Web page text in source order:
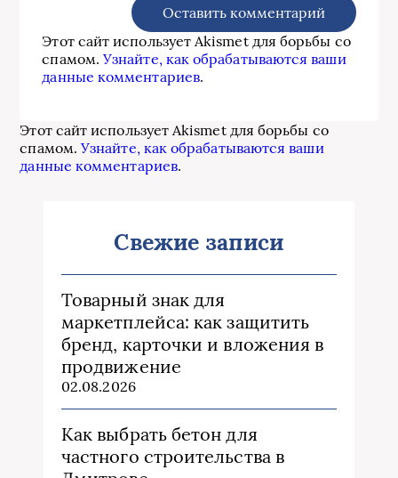
Этот сайт использует Akismet для борьбы со
спамом.Узнайте, как обрабатываются ваши
данные комментариев.
Этот сайт использует Akismet для борьбы со
спамом.Узнайте, как обрабатываются ваши
данные комментариев.
Свежие записи
Товарный знак для
маркетплейса: как защитить
бренд, карточки и вложения в
продвижение
02.08.2026
Как выбрать бетон для
частного строительства в